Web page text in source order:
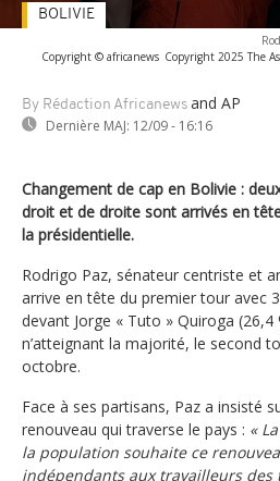
Copyright © africanews Copyright 2025 The
By Rédaction Africanews and AP
Dernière MAJ: 12/09 - 16:16
BOLIVIE
Changement de cap en Bolivie :
droit et de droite sont arrivés en
la présidentielle.
Rodrigo Paz, sénateur centriste et
arrive en tête du premier tour avec
devant Jorge « Tuto » Quiroga (26,4
n’atteignant la majorité, le second
octobre.
Face à ses partisans, Paz a insisté
renouveau qui traverse le pays : «
la population souhaite ce
indépendants aux travailleurs des